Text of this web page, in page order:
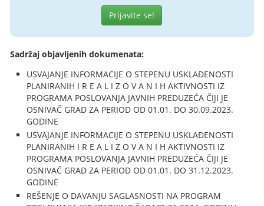
Prijavite se!
Sadržaj objavljenih dokumenata:
USVAJANJE INFORMACIJE O STEPENU USKLAĐENOSTI
PLANIRANIH I R E A L I Z O V A N I H AKTIVNOSTI IZ
PROGRAMA POSLOVANJA JAVNIH PREDUZEĆA ČIJI JE
OSNIVAČ GRAD ZA PERIOD OD 01.01. DO 30.09.2023.
GODINE
USVAJANJE INFORMACIJE O STEPENU USKLAĐENOSTI
PLANIRANIH I R E A L I Z O V A N I H AKTIVNOSTI IZ
PROGRAMA POSLOVANJA JAVNIH PREDUZEĆA ČIJI JE
OSNIVAČ GRAD ZA PERIOD OD 01.01. DO 31.12.2023.
GODINE
REŠENJE O DAVANJU SAGLASNOSTI NA PROGRAM